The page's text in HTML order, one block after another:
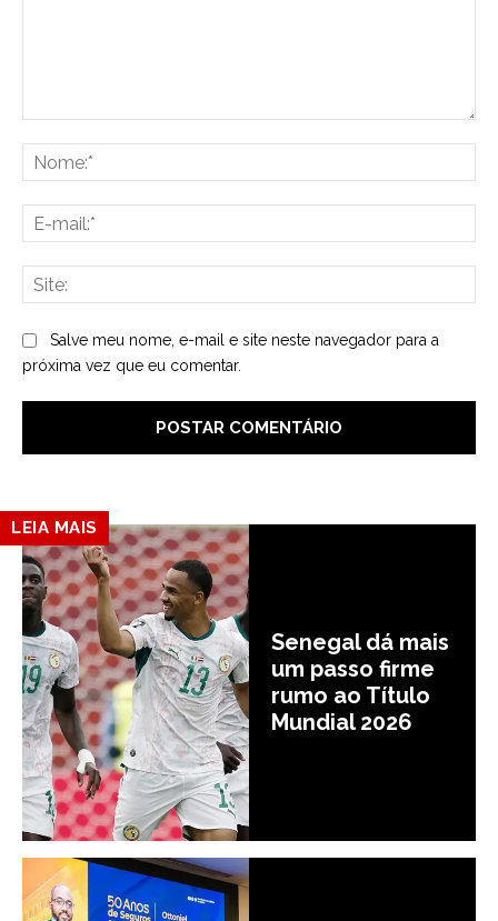
Salve meu nome, e-mail e site neste navegador para a
próxima vez que eu comentar.
LEIA MAIS
Senegal dá mais
um passo firme
rumo ao Título
Mundial 2026